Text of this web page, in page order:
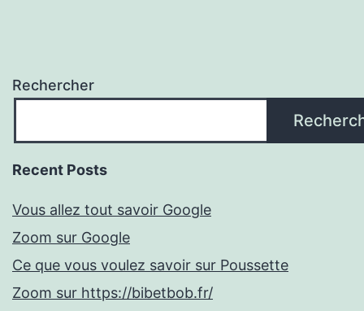
Rechercher
Recent Posts
Vous allez tout savoir Google
Zoom sur Google
Ce que vous voulez savoir sur Poussette
Zoom sur https://bibetbob.fr/